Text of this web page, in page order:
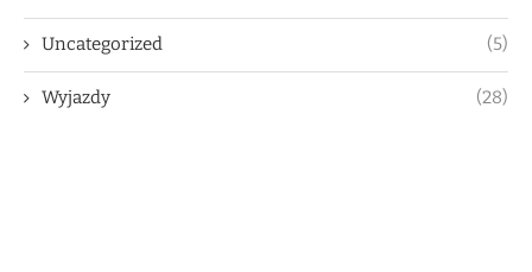
Uncategorized (5)
Wyjazdy (28)